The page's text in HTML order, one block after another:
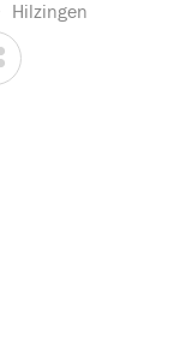
Hilzingen